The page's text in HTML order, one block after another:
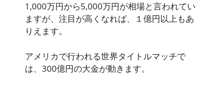
1,000万円から5,000万円が相場と言われてい
ますが、注目が高くなれば、１億円以上もあ
りえます。
アメリカで行われる世界タイトルマッチで
は、300億円の大金が動きます。